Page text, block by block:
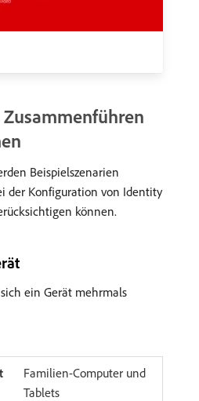
Beispielszenarien
der Konfiguration von Identity
können.
ein Gerät mehrmals
Familien-Computer und
Tablets